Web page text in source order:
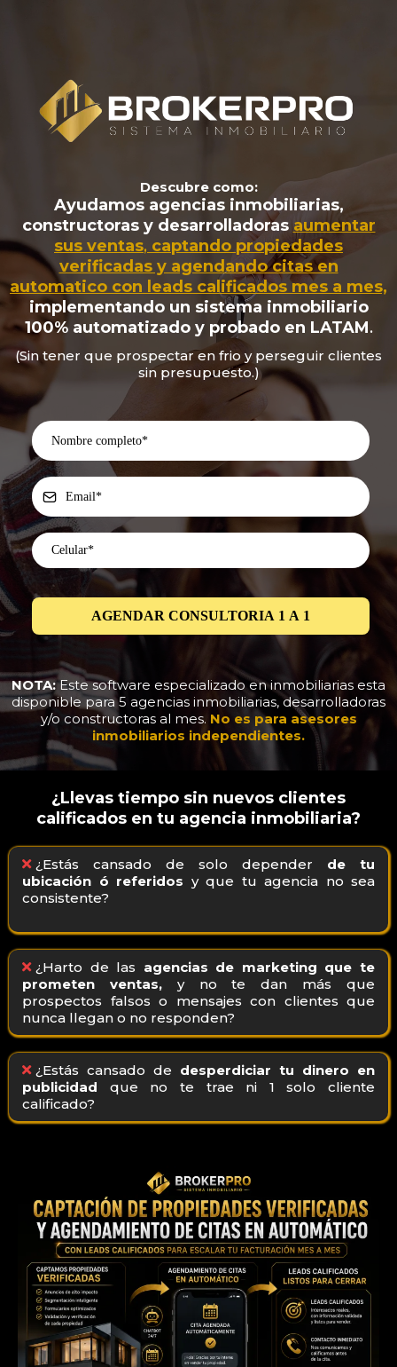
Descubre como:
Ayudamos agencias inmobiliarias,
constructoras y desarrolladorasaumentar
sus ventas, captando propiedades
verificadas y agendando citas en
automatico con leads calificados mes a mes,
implementando un sistema inmobiliario
100% automatizado y probado en LATAM.
(Sin tener que prospectar en frio y perseguir clientes
sin presupuesto.)
AGENDAR CONSULTORIA 1 A 1
NOTA:Este software especializado en inmobiliarias esta
disponible para 5 agencias inmobiliarias, desarrolladoras
y/o constructoras al mes. No es para asesores
inmobiliarios independientes.
¿Llevas tiempo sin nuevos clientes
calificados en tu agencia inmobiliaria?
¿Estás cansado de solo depender de tu
ubicación ó referidos y que tu agencia no sea
consistente?
¿Harto de las agencias de marketing que te
prometen ventas,y no te dan más que
prospectos falsos o mensajes con clientes que
nunca llegan o no responden?
¿Estás cansado de desperdiciar tu dinero en
publicidad que no te trae ni 1 solo cliente
calificado?